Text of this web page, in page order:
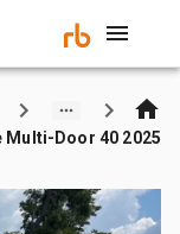
2025 40 ft High Cube Multi-Door حاويات تخزين